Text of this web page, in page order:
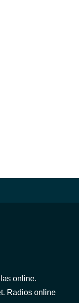
online.
Radios online